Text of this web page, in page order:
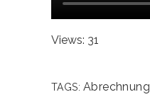
Views: 31
TAGS: Abrechnung